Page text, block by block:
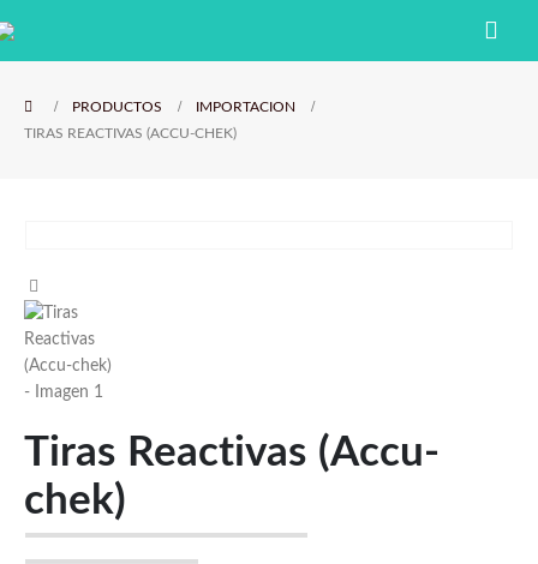
PRODUCTOS
IMPORTACION
TIRAS REACTIVAS (ACCU-CHEK)
Tiras Reactivas (Accu-
chek)